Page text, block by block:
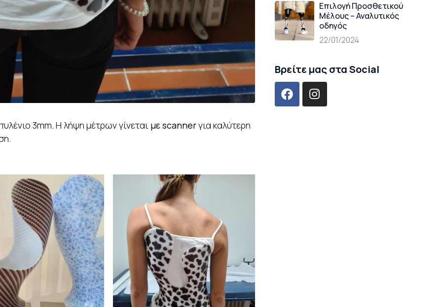
3mm. Η λήψη μέτρων γίνεται με scannerγια καλύτερη
Επιλογή Προσθετικού
Μέλους – Αναλυτικός
οδηγός
22/01/2024
Βρείτε μας στα Social